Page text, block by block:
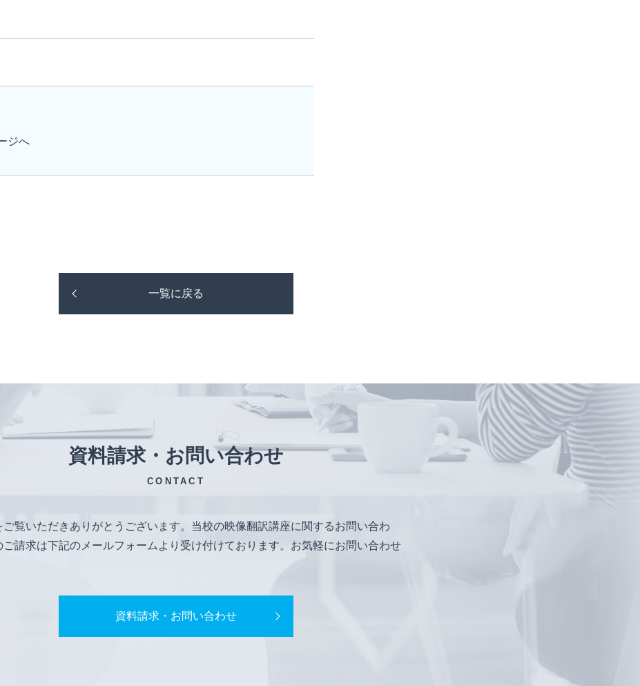
ジへ
一覧に戻る
資料請求・お問い合わせ
CONTACT
ご覧いただきありがとうございます。当校の映像翻訳講座に関するお問い合わ
ご請求は下記のメールフォームより受け付けております。お気軽にお問い合わせ
資料請求・お問い合わせ